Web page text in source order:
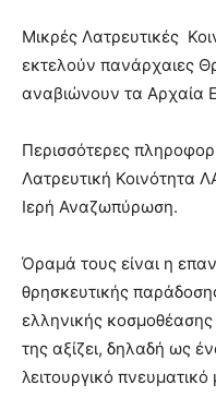
Μικρές Λατρευτικές
εκτελούν πανάρχαιες
αναβιώνουν τα Αρχαία
Περισσότερες
Λατρευτική Κοινότητα
Ιερή Αναζωπύρωση.
Όραμά τους είναι η
θρησκευτικής
ελληνικής
της αξίζει, δηλαδή ως
λειτουργικό